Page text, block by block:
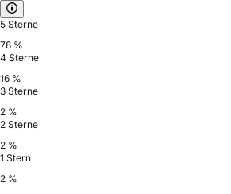
5 Sterne
78 %
4 Sterne
16 %
3 Sterne
2 %
2 Sterne
2 %
1 Stern
2 %